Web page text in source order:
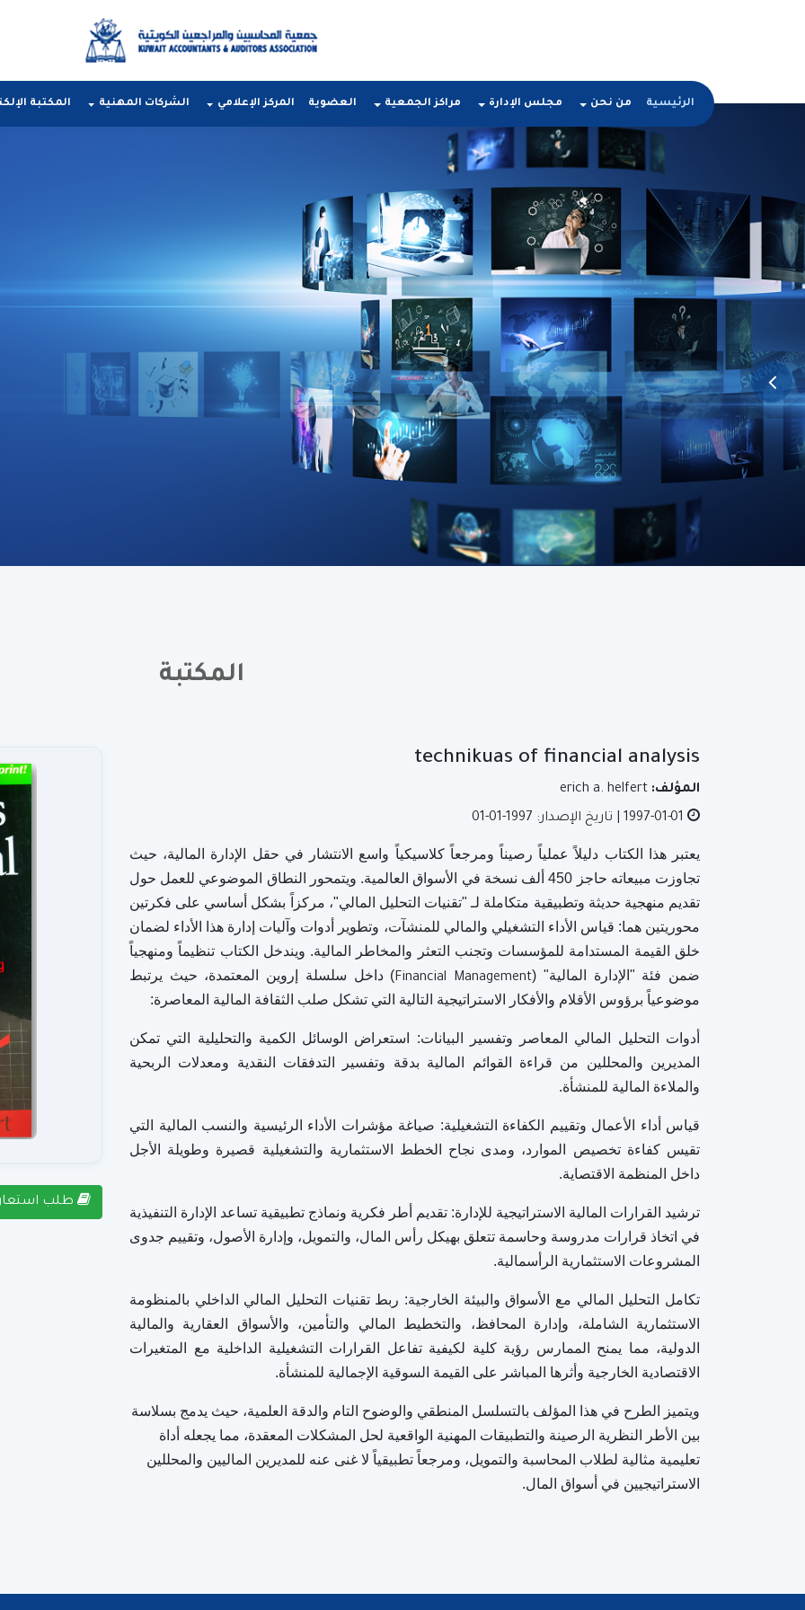
الرئيسية من نحن مجلس الإدارة مراكز الجمعية العضوية المركز الإعلامي الشركات المهنية المكتبة
المكتبة
technikuas of financial analysis
المؤلف:
1997-01-01
| تاريخ الإصدار: 1997-01-01
يعتبر هذا الكتاب دليلاً عملياً رصيناً ومرجعاً كلاسيكياً واسع الانتشار في حقل الإدارة المالية، حيث
تجاوزت مبيعاته حاجز 450 ألف نسخة في الأسواق العالمية. ويتمحور النطاق الموضوعي للعمل حول
تقديم منهجية حديثة وتطبيقية متكاملة لـ "تقنيات التحليل المالي"، مركزاً بشكل أساسي على فكرتين
محوريتين هما: قياس الأداء التشغيلي والمالي للمنشآت، وتطوير أدوات وآليات إدارة هذا الأداء لضمان
خلق القيمة المستدامة للمؤسسات وتجنب التعثر والمخاطر المالية. ويندخل الكتاب تنظيماً ومنهجياً
ضمن فئة "الإدارة المالية" (Financial Management) داخل سلسلة إروين المعتمدة، حيث يرتبط
موضوعياً برؤوس الأقلام والأفكار الاستراتيجية التالية التي تشكل صلب الثقافة المالية المعاصرة:
أدوات التحليل المالي المعاصر وتفسير البيانات: استعراض الوسائل الكمية والتحليلية التي تمكن
المديرين والمحللين من قراءة القوائم المالية بدقة وتفسير التدفقات النقدية ومعدلات الربحية
والملاءة المالية للمنشأة.
قياس أداء الأعمال وتقييم الكفاءة التشغيلية: صياغة مؤشرات الأداء الرئيسية والنسب المالية التي
تقيس كفاءة تخصيص الموارد، ومدى نجاح الخطط الاستثمارية والتشغيلية قصيرة وطويلة الأجل
داخل المنظمة الاقتصاية.
ترشيد القرارات المالية الاستراتيجية للإدارة: تقديم أطر فكرية ونماذج تطبيقية تساعد الإدارة التنفيذية
في اتخاذ قرارات مدروسة وحاسمة تتعلق بهيكل رأس المال، والتمويل، وإدارة الأصول، وتقييم جدوى
المشروعات الاستثمارية الرأسمالية.
تكامل التحليل المالي مع الأسواق والبيئة الخارجية: ربط تقنيات التحليل المالي الداخلي بالمنظومة
الاستثمارية الشاملة، وإدارة المحافظ، والتخطيط المالي والتأمين، والأسواق العقارية والمالية
الدولية، مما يمنح الممارس رؤية كلية لكيفية تفاعل القرارات التشغيلية الداخلية مع المتغيرات
الاقتصادية الخارجية وأثرها المباشر على القيمة السوقية الإجمالية للمنشأة.
ويتميز الطرح في هذا المؤلف بالتسلسل المنطقي والوضوح التام والدقة العلمية، حيث يدمج بسلاسة
بين الأطر النظرية الرصينة والتطبيقات المهنية الواقعية لحل المشكلات المعقدة، مما يجعله أداة
تعليمية مثالية لطلاب المحاسبة والتمويل، ومرجعاً تطبيقياً لا غنى عنه للمديرين الماليين والمحللين
الاستراتيجيين في أسواق المال.
طلب